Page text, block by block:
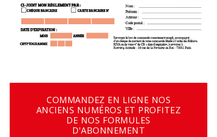
COMMANDEZ EN LIGNE NOS
ANCIENS NUMÉROS ET PROFITEZ
DE NOS FORMULES
D'ABONNEMENT